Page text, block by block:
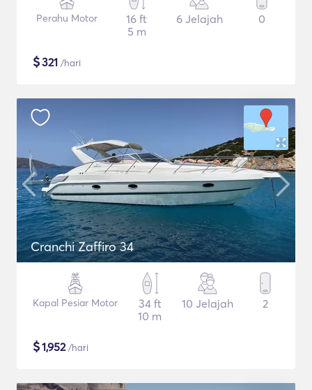
Perahu Motor
16 ft
5 m
6 Jelajah 0
$321 /hari
Cranchi Zaffiro 34
Kapal Pesiar Motor
34 ft
10 m
10 Jelajah 2
$1,952/hari